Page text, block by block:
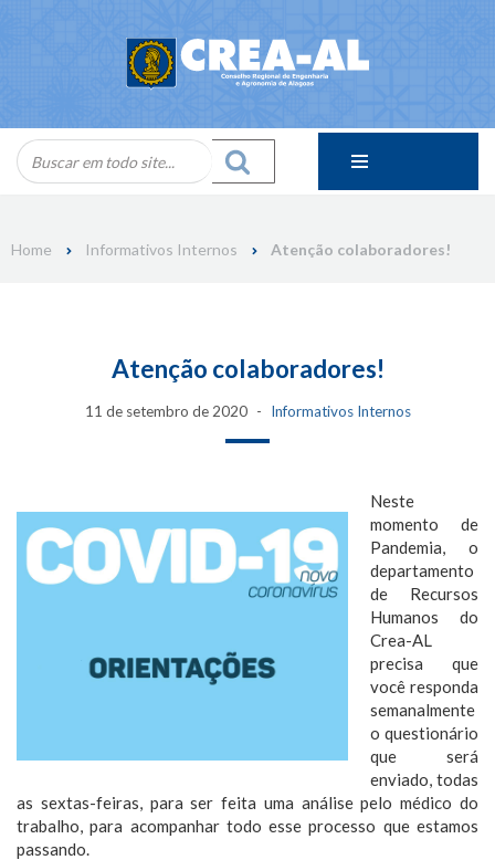
Home Informativos Internos Atenção colaboradores!
Atenção colaboradores!
11 de setembro de 2020 Informativos Internos
Neste
momento de
Pandemia, o
departamento
de Recursos
Humanos do
Crea-AL
precisa que
você responda
semanalmente
o questionário
que será
enviado, todas
as sextas-feiras, para ser feita uma análise pelo médico do
trabalho, para acompanhar todo esse processo que estamos
passando.